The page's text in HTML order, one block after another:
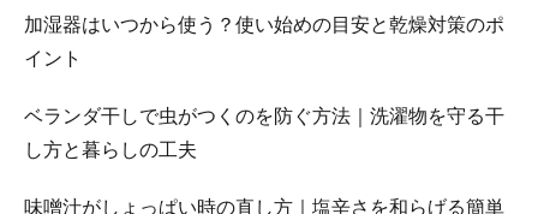
加湿器はいつから使う？使い始めの目安と乾燥対策のポ
イント
ベランダ干しで虫がつくのを防ぐ方法｜洗濯物を守る干
し方と暮らしの工夫
味噌汁がしょっぱい時の直し方｜塩辛さを和らげる簡単